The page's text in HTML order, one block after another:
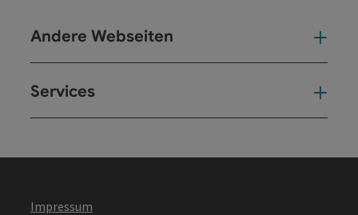
Andere Webseiten
Services
Impressum